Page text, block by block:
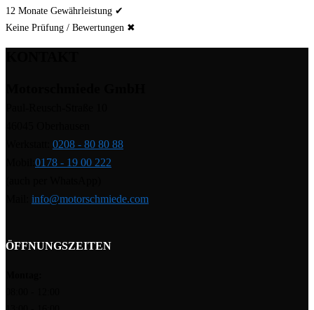
12 Monate Gewährleistung ✔
Keine Prüfung / Bewertungen ✖
0208 - 80 80 88
0178 - 19 00 222
info@motorschmiede.com
ÖFFNUNGSZEITEN